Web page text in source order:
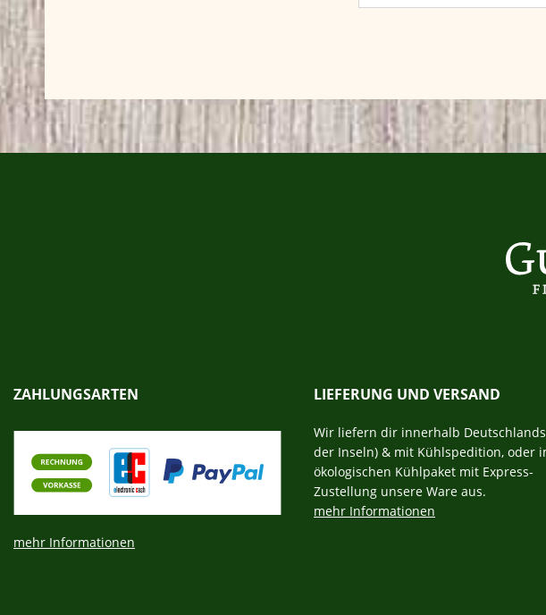
ZAHLUNGSARTEN
mehr Informationen
LIEFERUNG UND VERSAND
Wir liefern dir innerhalb Deutschlands
der Inseln) & mit Kühlspedition, oder
ökologischen Kühlpaket mit Express-
Zustellung unsere Ware aus.
mehr Informationen